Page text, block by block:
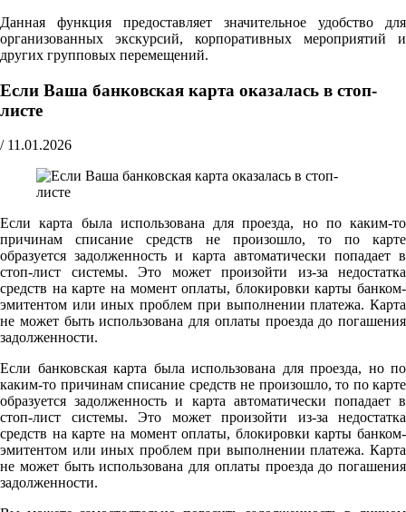
Данная функция предоставляет значительное удобство для
организованных экскурсий, корпоративных мероприятий и
других групповых перемещений.
Если Ваша банковская карта оказалась в стоп-
листе
/ 11.01.2026
Если карта была использована для проезда, но по каким-то
причинам списание средств не произошло, то по карте
образуется задолженность и карта автоматически попадает в
стоп-лист системы. Это может произойти из-за недостатка
средств на карте на момент оплаты, блокировки карты банком-
эмитентом или иных проблем при выполнении платежа. Карта
не может быть использована для оплаты проезда до погашения
задолженности.
Если банковская карта была использована для проезда, но по
каким-то причинам списание средств не произошло, то по карте
образуется задолженность и карта автоматически попадает в
стоп-лист системы. Это может произойти из-за недостатка
средств на карте на момент оплаты, блокировки карты банком-
эмитентом или иных проблем при выполнении платежа. Карта
не может быть использована для оплаты проезда до погашения
задолженности.